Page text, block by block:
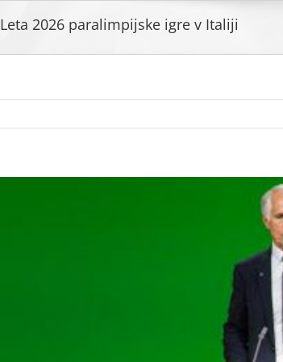
Leta 2026 paralimpijske igre v Italiji